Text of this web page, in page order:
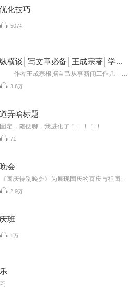
化技巧
5074
标题美学纵横谈│写文章必备│王成宗著│学习写标题
3.6万
弄啥标题
定，随便聊，我进化了！！！！！
71
会
2.9万
班
1万